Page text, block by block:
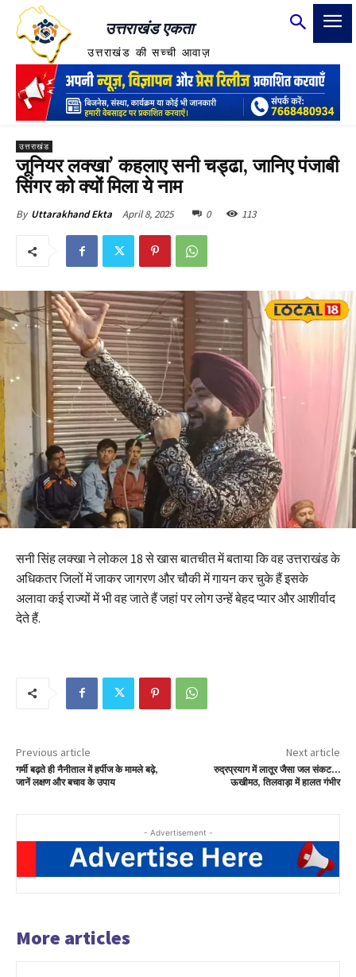
उत्तराखंड एकता
उत्तराखंड की सच्ची आवाज़
उत्तराखंड
जूनियर लक्खा’ कहलाए सनी चड्ढा, जानिए पंजाबी
सिंगर को क्यों मिला ये नाम
By Uttarakhand Ekta April 8, 2025 0 113
सनी सिंह लक्खा ने लोकल 18 से खास बातचीत में बताया कि वह उत्तराखंड के
अधिकतर जिलों में जाकर जागरण और चौकी में गायन कर चुके हैं इसके
अलावा कई राज्यों में भी वह जाते हैं जहां पर लोग उन्हें बेहद प्यार और आशीर्वाद
देते हैं.
Previous article
गर्मी बढ़ते ही नैनीताल में हर्पीज के मामले बढ़े,
जानें लक्षण और बचाव के उपाय
Next article
रुद्रप्रयाग में लातूर जैसा जल संकट…
ऊखीमठ, तिलवाड़ा में हालत गंभीर
- Advertisement -
More articles